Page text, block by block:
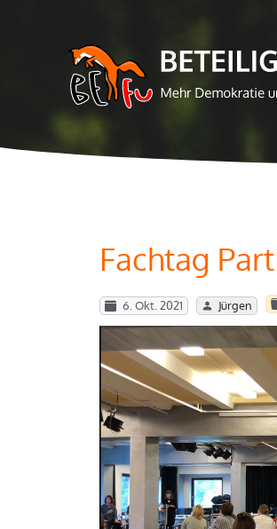
Fachtag
6. Okt. 2021 Jürgen